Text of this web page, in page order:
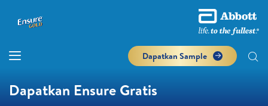
Dapatkan Sample
Dapatkan Ensure Gratis